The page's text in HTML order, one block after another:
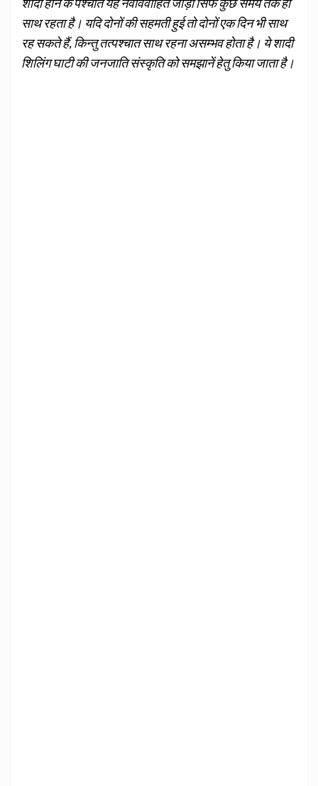
साथ रहता है। यदि दोनों की सहमती हुई तो दोनों एक दिन भी साथ
रह सकते हैं, किन्तु तत्पश्चात साथ रहना असम्भव होता है। ये शादी
शिलिंग घाटी की जनजाति संस्कृति को समझानें हेतु किया जाता है।